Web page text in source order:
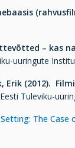
– kas
uuringute
Erik (2012).
Tuleviku-
The Case